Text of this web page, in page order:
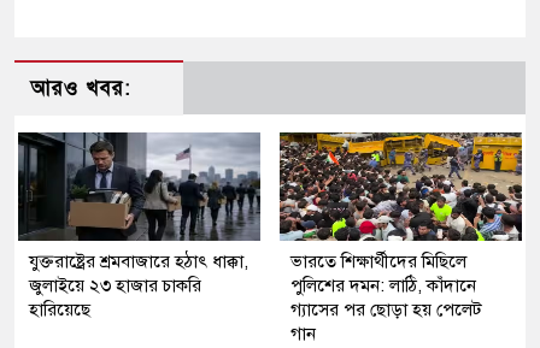
আরও খবর:
যুক্তরাষ্ট্রের শ্রমবাজারে হঠাৎ ধাক্কা,
জুলাইয়ে ২৩ হাজার চাকরি
হারিয়েছে
ভারতে শিক্ষার্থীদের মিছিলে
পুলিশের দমন: লাঠি, কাঁদানে
গ্যাসের পর ছোড়া হয় পেলেট
গান